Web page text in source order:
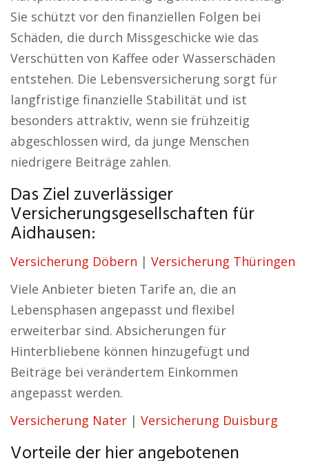
Sie schützt vor den finanziellen Folgen bei
Schäden, die durch Missgeschicke wie das
Verschütten von Kaffee oder Wasserschäden
entstehen. Die Lebensversicherung sorgt für
langfristige finanzielle Stabilität und ist
besonders attraktiv, wenn sie frühzeitig
abgeschlossen wird, da junge Menschen
niedrigere Beiträge zahlen.
Das Ziel zuverlässiger
Versicherungsgesellschaften für
Aidhausen:
Versicherung Döbern | Versicherung Thüringen
Viele Anbieter bieten Tarife an, die an
Lebensphasen angepasst und flexibel
erweiterbar sind. Absicherungen für
Hinterbliebene können hinzugefügt und
Beiträge bei verändertem Einkommen
angepasst werden.
Versicherung Nater | Versicherung Duisburg
Vorteile der hier angebotenen